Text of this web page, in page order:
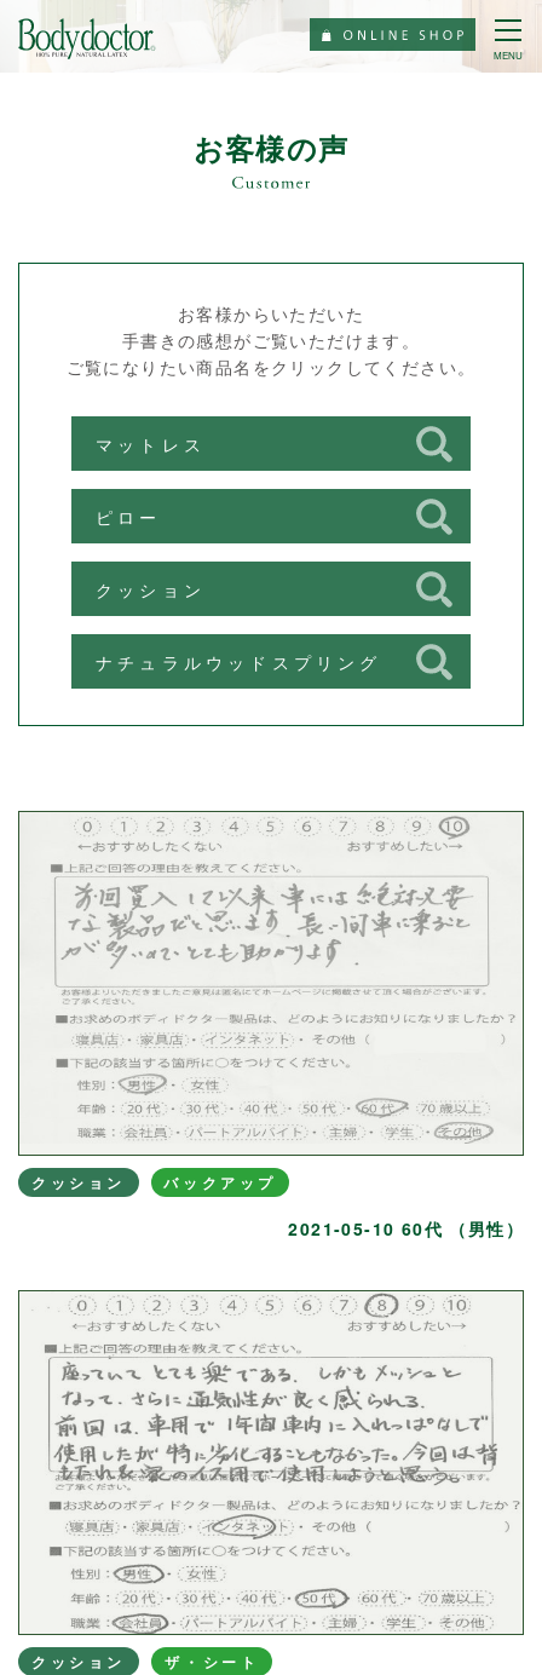
MENU
お客様の声
お客様からいただいた
手書きの感想がご覧いただけます。
ご覧になりたい商品名をクリックしてください。
マットレス
ピロー
クッション
ナチュラルウッドスプリング
クッション バックアップ
2021-05-10 60代 （男性）
クッション ザ・シート